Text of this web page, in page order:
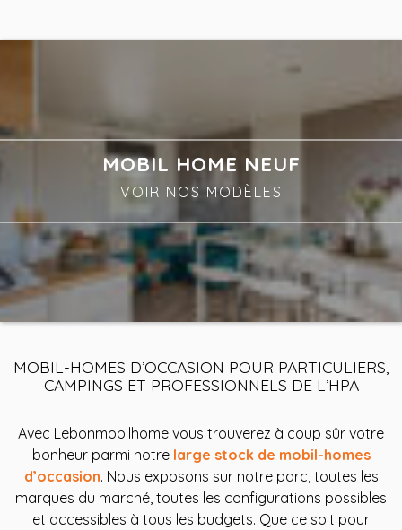
MOBIL HOME NEUF
VOIR NOS MODÈLES
MOBIL-HOMES D’OCCASION POUR PARTICULIERS,
CAMPINGS ET PROFESSIONNELS DE L’HPA
Avec Lebonmobilhome vous trouverez à coup sûr votre
bonheur parmi notre large stock de mobil-homes
d’occasion. Nous exposons sur notre parc, toutes les
marques du marché, toutes les configurations possibles
et accessibles à tous les budgets. Que ce soit pour